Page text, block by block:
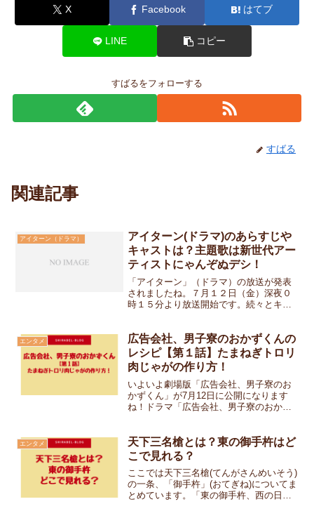
X Facebook はてブ
LINE コピー
すばるをフォローする
すばる
関連記事
アイターン（ドラマ）
アイターン(ドラマ)のあらすじや
キャストは？主題歌は新世代アー
ティストにゃんぞぬデシ！
「アイターン」（ドラマ）の放送が発表
されましたね。７月１２日（金）深夜０
時１５分より放送開始です。続々とキャ
キャストについてまとめてました。主題
歌は新世代アーティストが担...
エンタメ
広告会社、男子寮のおかずくんの
レシピ【第１話】たまねぎトロリ
肉じゃがの作り方！
いよいよ劇場版「広告会社、男子寮のお
かずくん」が7月12日に公開になります
ね！ドラマ「広告会社、男子寮のおかず
ていました。ミナト広告会社の男子寮に
いる4人が、毎週金...
エンタメ
天下三名槍とは？東の御手杵はど
こで見れる？
ここでは天下三名槍(てんがさんめいそう)
の一条、「御手杵」(おてぎね)についてま
とめています。「東の御手杵、西の日本